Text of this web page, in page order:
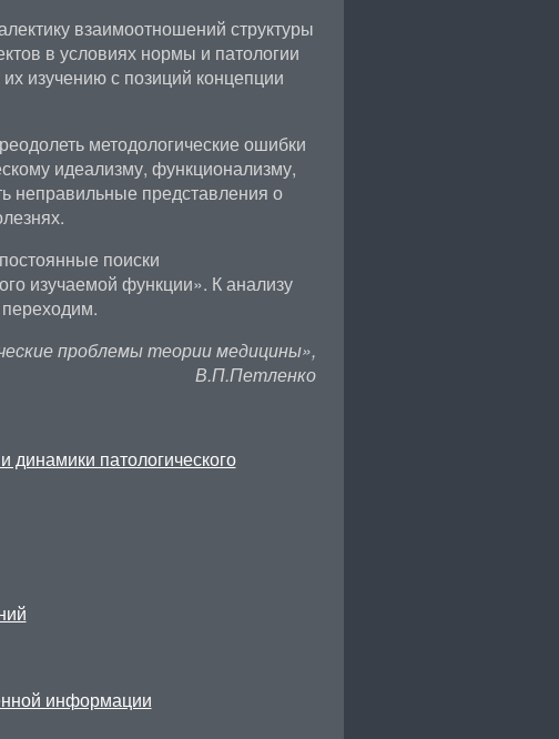
взаимоотношений структуры
в условиях нормы и патологии
изучению с позиций концепции
методологические ошибки
идеализму, функционализму,
неправильные представления о
поиски
изучаемой функции». К анализу
проблемы теории медицины»,
В.П.Петленко
динамики патологического
информации